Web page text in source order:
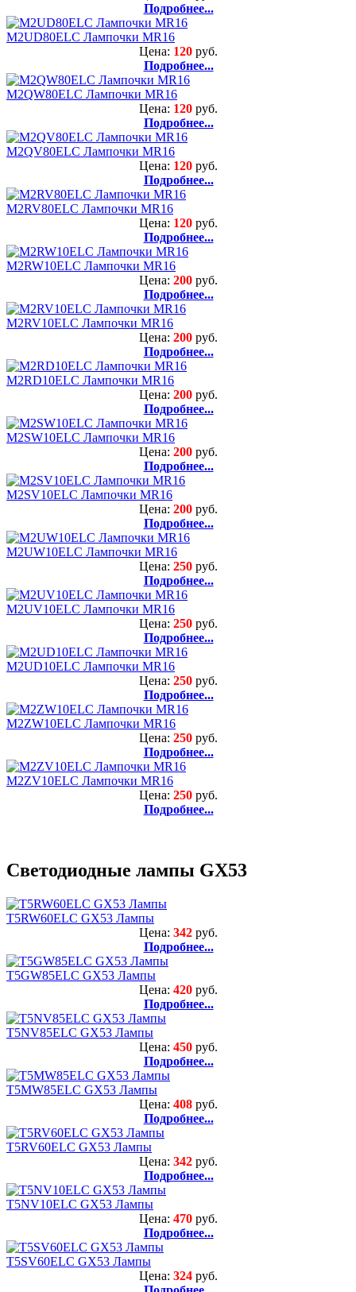
Подробнее...
M2UD80ELC Лампочки MR16
Цена: 120 руб.
Подробнее...
M2QW80ELC Лампочки MR16
Цена: 120 руб.
Подробнее...
M2QV80ELC Лампочки MR16
Цена: 120 руб.
Подробнее...
M2RV80ELC Лампочки MR16
Цена: 120 руб.
Подробнее...
M2RW10ELC Лампочки MR16
Цена: 200 руб.
Подробнее...
M2RV10ELC Лампочки MR16
Цена: 200 руб.
Подробнее...
M2RD10ELC Лампочки MR16
Цена: 200 руб.
Подробнее...
M2SW10ELC Лампочки MR16
Цена: 200 руб.
Подробнее...
M2SV10ELC Лампочки MR16
Цена: 200 руб.
Подробнее...
M2UW10ELC Лампочки MR16
Цена: 250 руб.
Подробнее...
M2UV10ELC Лампочки MR16
Цена: 250 руб.
Подробнее...
M2UD10ELC Лампочки MR16
Цена: 250 руб.
Подробнее...
M2ZW10ELC Лампочки MR16
Цена: 250 руб.
Подробнее...
M2ZV10ELC Лампочки MR16
Цена: 250 руб.
Подробнее...
Светодиодные лампы GX53
T5RW60ELC GX53 Лампы
Цена: 342 руб.
Подробнее...
T5GW85ELC GX53 Лампы
Цена: 420 руб.
Подробнее...
T5NV85ELC GX53 Лампы
Цена: 450 руб.
Подробнее...
T5MW85ELC GX53 Лампы
Цена: 408 руб.
Подробнее...
T5RV60ELC GX53 Лампы
Цена: 342 руб.
Подробнее...
T5NV10ELC GX53 Лампы
Цена: 470 руб.
Подробнее...
T5SV60ELC GX53 Лампы
Цена: 324 руб.